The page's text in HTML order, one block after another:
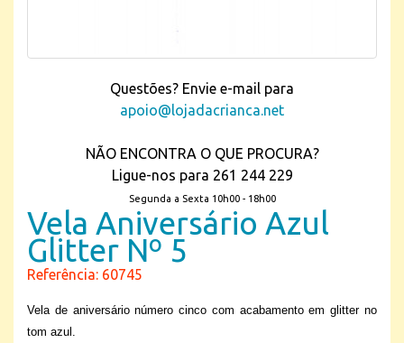
Questões? Envie e-mail para
apoio@lojadacrianca.net
NÃO ENCONTRA O QUE PROCURA?
Ligue-nos para 261 244 229
Segunda a Sexta 10h00 - 18h00
Vela Aniversário Azul
Glitter Nº 5
Referência: 60745
Vela de aniversário número cinco com acabamento em glitter no
tom azul.